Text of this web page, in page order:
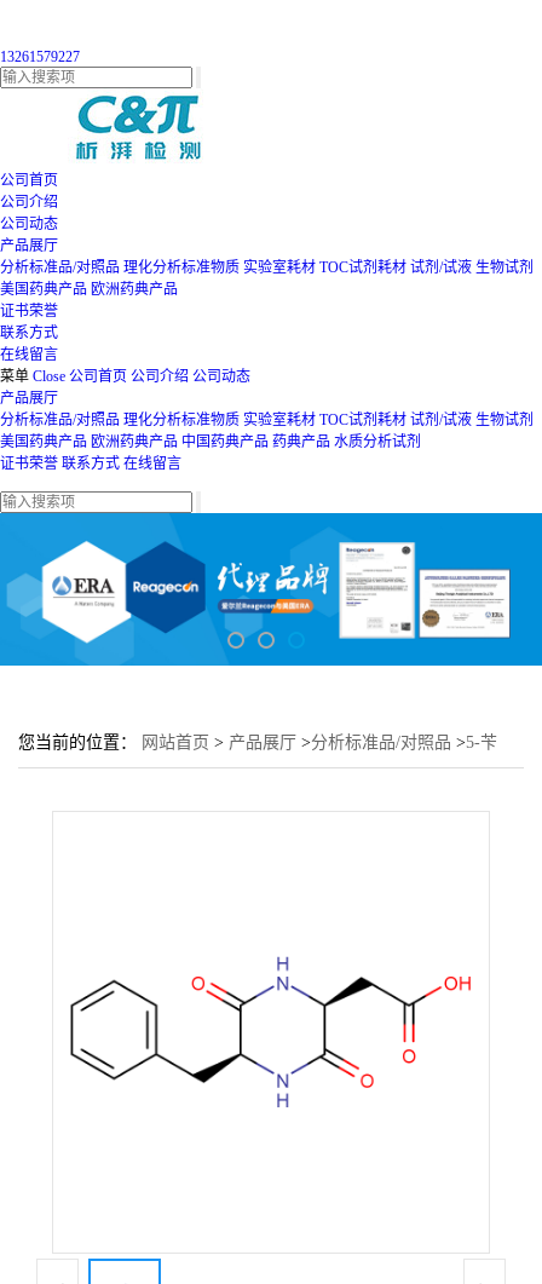
13261579227
公司首页
公司介绍
公司动态
产品展厅
分析标准品/对照品 理化分析标准物质 实验室耗材 TOC试剂耗材 试剂/试液 生物试剂
美国药典产品 欧洲药典产品
证书荣誉
联系方式
在线留言
菜单 Close 公司首页 公司介绍 公司动态
产品展厅
分析标准品/对照品 理化分析标准物质 实验室耗材 TOC试剂耗材 试剂/试液 生物试剂
美国药典产品 欧洲药典产品 中国药典产品 药典产品 水质分析试剂
证书荣誉 联系方式 在线留言
您当前的位置： 网站首页 > 产品展厅 >分析标准品/对照品 >5-苄